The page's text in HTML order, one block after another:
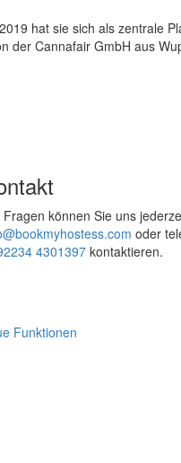
hat sie sich als zentrale
der Cannafair GmbH aus
Fragen können Sie uns
oder
4301397 kontaktieren.
Funktionen